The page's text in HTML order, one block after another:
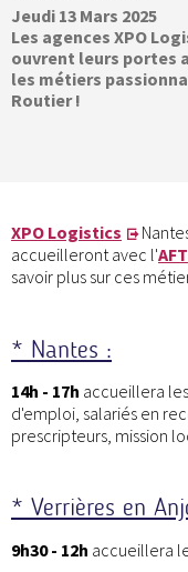
Jeudi 13 Mars 2025
Les agences XPO
ouvrent leurs portes
les métiers
Routier !
XPO Logistics
accueilleront avec l'AFT
savoir plus sur ces
* Nantes :
14h - 17h accueillera les
d'emploi, salariés en
prescripteurs, mission
* Verrières en
9h30 - 12h accueillera